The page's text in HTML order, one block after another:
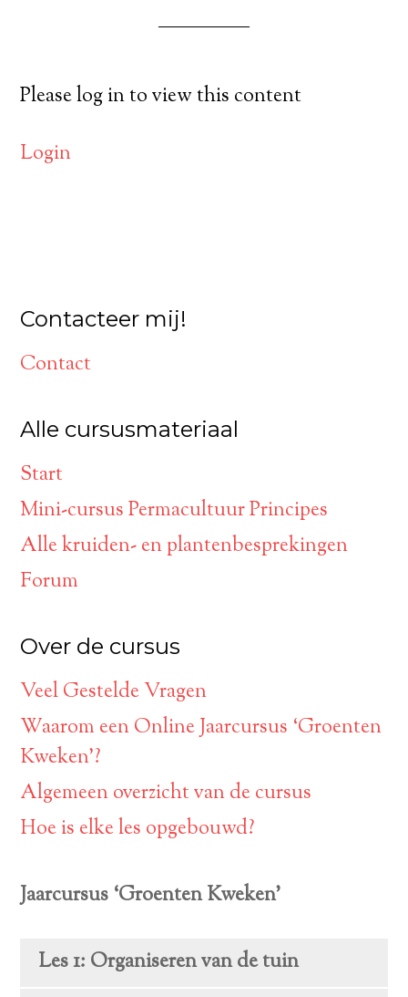
Please log in to view this content
Login
Contacteer mij!
Contact
Alle cursusmateriaal
Start
Mini-cursus Permacultuur Principes
Alle kruiden- en plantenbesprekingen
Forum
Over de cursus
Veel Gestelde Vragen
Waarom een Online Jaarcursus ‘Groenten
Kweken’?
Algemeen overzicht van de cursus
Hoe is elke les opgebouwd?
Jaarcursus ‘Groenten Kweken’
Les 1: Organiseren van de tuin